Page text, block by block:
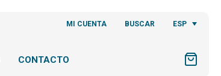
MI CUENTA BUSCAR ESP
CONTACTO